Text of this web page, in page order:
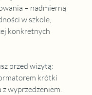
– nadmierną
w szkole,
konkretnych
przed wizytą:
krótki
wyprzedzeniem.